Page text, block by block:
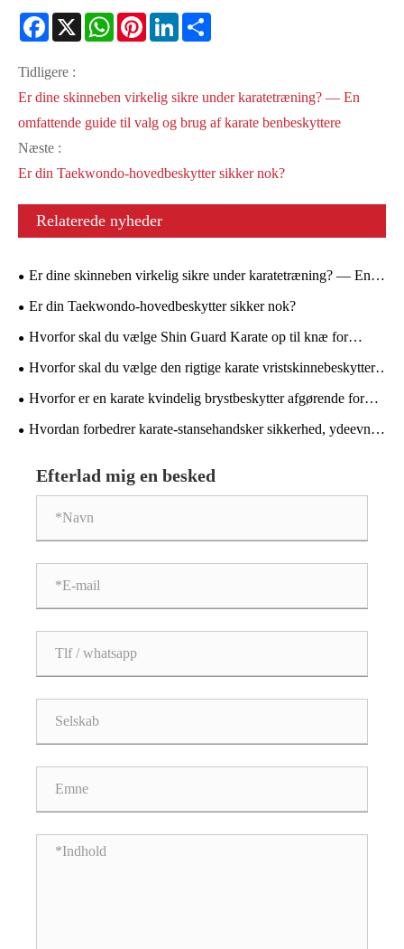
Facebook
X WhatsAppPinterestLinkedIn
Tidligere :
Er dine skinneben virkelig sikre under karatetræning? — En
omfattende guide til valg og brug af karate benbeskyttere
Næste :
Er din Taekwondo-hovedbeskytter sikker nok?
Relaterede nyheder
Er dine skinneben virkelig sikre under karatetræning? — En
omfattende guide til valg og brug af karate benbeskyttere
Er din Taekwondo-hovedbeskytter sikker nok?
Hvorfor skal du vælge Shin Guard Karate op til knæ for
maksimal beskyttelse
Hvorfor skal du vælge den rigtige karate vristskinnebeskytter
til din træning
Hvorfor er en karate kvindelig brystbeskytter afgørende for
enhver kvindelig kampkunstner
Hvordan forbedrer karate-stansehandsker sikkerhed, ydeevne
Efterlad mig en besked